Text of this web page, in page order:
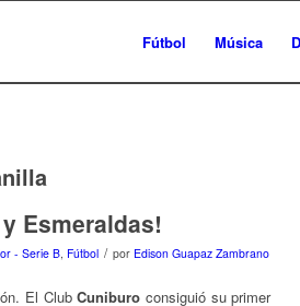
Fútbol Música
Esmeraldas!
- Serie B, Fútbol / por Edison Guapaz Zambrano
El ClubCuniburo consiguió su primer